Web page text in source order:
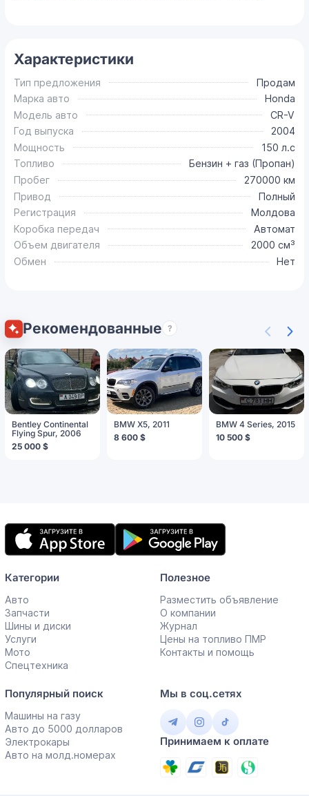
Характеристики
Тип предложения
Продам
Марка авто
Honda
Модель авто
CR-V
Год выпуска
2004
Мощность
150 л.с
Топливо
Бензин + газ (Пропан)
Пробег
270000 км
Привод
Полный
Регистрация
Молдова
Коробка передач
Автомат
Объем двигателя
2000 см³
Обмен
Нет
Рекомендованные ?
Bentley Continental
Flying Spur, 2006
25 000 $
BMW X5, 2011
8 600 $
BMW 4 Series, 2015
10 500 $
Мобильное
приложение
Категории
Авто
Запчасти
Шины и диски
Услуги
Мото
Спецтехника
Полезное
Разместить объявление
О компании
Журнал
Цены на топливо ПМР
Контакты и помощь
Популярный поиск
Машины на газу
Авто до 5000 долларов
Электрокары
Авто на молд.номерах
Мы в соц.сетях
Принимаем к оплате